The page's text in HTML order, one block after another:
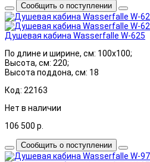
Сообщить о поступлении
Душевая кабина Wasserfalle W-625
По длине и ширине, см: 100x100;
Высота, см: 220;
Высота поддона, см: 18
Код: 22163
Нет в наличии
106 500 р.
Сообщить о поступлении